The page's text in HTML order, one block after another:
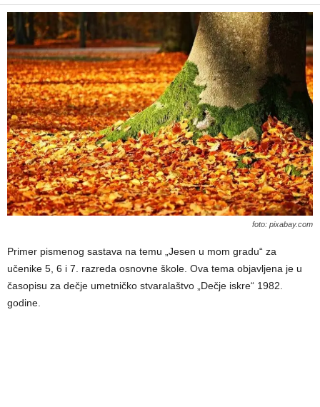
foto: pixabay.com
Primer pismenog sastava na temu „Jesen u mom gradu“ za
učenike 5, 6 i 7. razreda osnovne škole. Ova tema objavljena je u
časopisu za dečje umetničko stvaralaštvo „Dečje iskre“ 1982.
godine.